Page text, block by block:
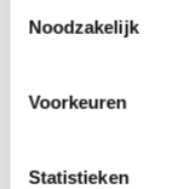
Noodzakelijk
Voorkeuren
Statistieken
gebruikelijk om
feestvreugde!